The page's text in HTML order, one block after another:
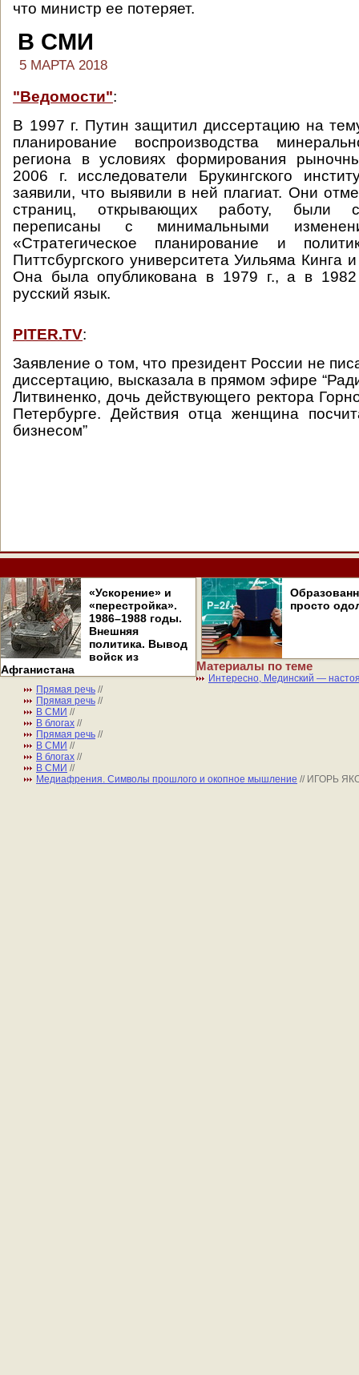
что министр ее потеряет.
В СМИ
5 МАРТА 2018
"Ведомости":
В 1997 г. Путин защитил диссертацию на
планирование воспроизводства
региона в условиях формирования
2006 г. исследователи Брукингского
заявили, что выявили в ней плагиат. Они
страниц, открывающих работу, были
переписаны с минимальными
«Стратегическое планирование и
Питтсбургского университета Уильяма Кинга
Она была опубликована в 1979 г., а в
русский язык.
PITER.TV:
Заявление о том, что президент России не
диссертацию, высказала в прямом эфире
Литвиненко, дочь действующего ректора
Петербурге. Действия отца женщина
бизнесом”
«Ускорение» и
«перестройка».
1986–1988 годы.
Внешняя
политика. Вывод
войск из
Афганистана
просто
Материалы по теме
Интересно, Мединский —
Прямая речь //
Прямая речь //
В СМИ //
В блогах //
Прямая речь //
В СМИ //
В блогах //
В СМИ //
Медиафрения. Символы прошлого и окопное мышление // ИГОРЬ